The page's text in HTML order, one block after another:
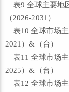
表9 全球主要地
（2026-2031）
表10 全球市场主
2021）&（台）
表11 全球市场主
2025）&（台）
表12 全球市场主